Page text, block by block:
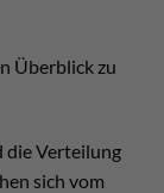
Überblick zu
die Verteilung
sich vom